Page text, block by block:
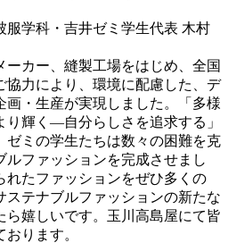
学科・吉井ゼミ学生代表 木村
カー、縫製工場をはじめ、全国
協力により、環境に配慮した、デ
画・生産が実現しました。「多様
り輝く―自分らしさを追求する」
ゼミの学生たちは数々の困難を克
ルファッションを完成させまし
れたファッションをぜひ多くの
ステナブルファッションの新たな
ら嬉しいです。玉川高島屋にて皆
ります。